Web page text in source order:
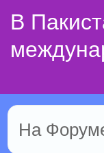
В
На